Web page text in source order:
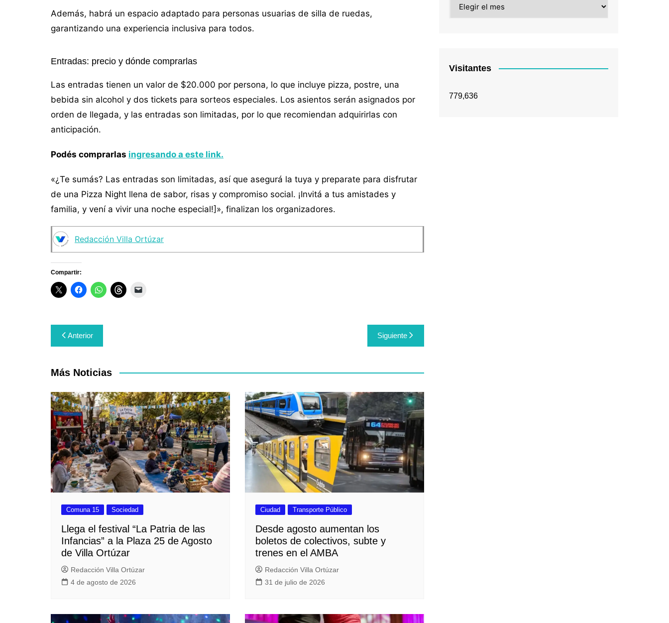
Además, habrá un espacio adaptado para personas usuarias de silla de ruedas,
garantizando una experiencia inclusiva para todos.
Entradas: precio y dónde comprarlas
Las entradas tienen un valor de $20.000 por persona, lo que incluye pizza, postre, una
bebida sin alcohol y dos tickets para sorteos especiales. Los asientos serán asignados por
orden de llegada, y las entradas son limitadas, por lo que recomiendan adquirirlas con
anticipación.
Podés comprarlas ingresando a este link.
«¿Te sumás? Las entradas son limitadas, así que asegurá la tuya y preparate para disfrutar
de una Pizza Night llena de sabor, risas y compromiso social. ¡Invitá a tus amistades y
familia, y vení a vivir una noche especial!]», finalizan los organizadores.
Redacción Villa Ortúzar
Compartir:
Navegación
de
entradas
Anterior Siguiente
Más Noticias
Comuna 15 Sociedad
Llega el festival “La Patria de las
Infancias” a la Plaza 25 de Agosto
de Villa Ortúzar
Redacción Villa Ortúzar
4 de agosto de 2026
Ciudad Transporte Público
Desde agosto aumentan los
boletos de colectivos, subte y
trenes en el AMBA
Redacción Villa Ortúzar
31 de julio de 2026
Visitantes
779,636